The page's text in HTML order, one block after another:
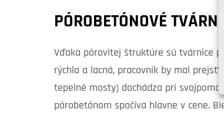
PÓROBETÓNOVÉ
Vďaka pórovitej štruktúre sú tvárnice
rýchla a lacná, pracovník by mal prejsť
tepelné mosty) dochádza pri
pórobetónom spočíva hlavne v cene.